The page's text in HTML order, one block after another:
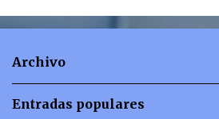
n
Archivo
Entradas populares